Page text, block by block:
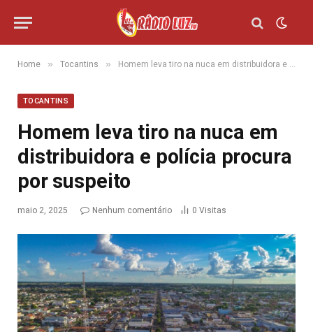
Home » Tocantins » Homem leva tiro na nuca em distribuidora e polícia procura por suspeito
TOCANTINS
Homem leva tiro na nuca em
distribuidora e polícia procura
por suspeito
maio 2, 2025 Nenhum comentário 0 Visitas